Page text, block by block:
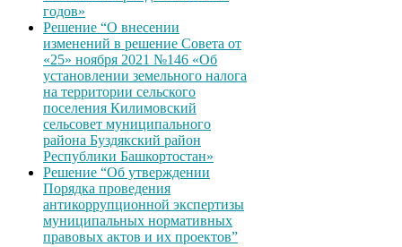
годов»
Решение “О внесении
изменений в решение Совета от
«25» ноября 2021 №146 «Об
установлении земельного налога
на территории сельского
поселения Килимовский
сельсовет муниципального
района Буздякский район
Республики Башкортостан»
Решение “Об утверждении
Порядка проведения
антикоррупционной экспертизы
муниципальных нормативных
правовых актов и их проектов”